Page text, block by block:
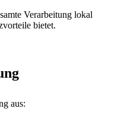
Verarbeitung lokal
bietet.
aus: